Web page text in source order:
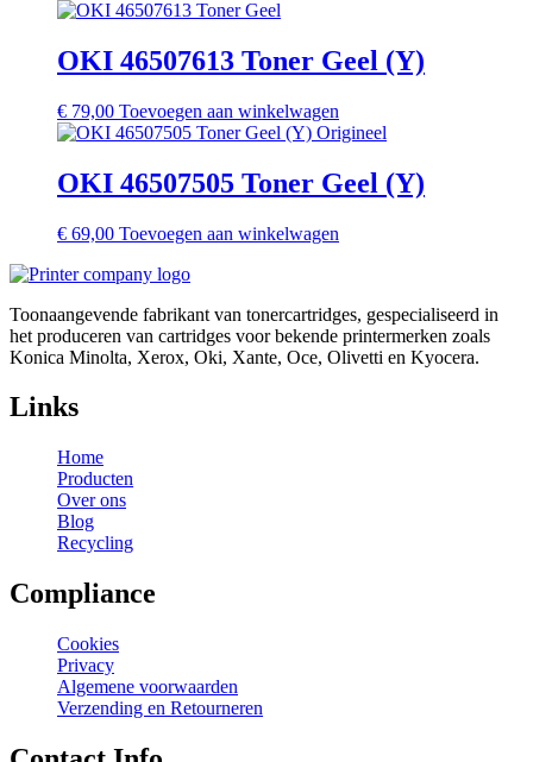
OKI 46507613 Toner Geel (Y)
€ 79,00 Toevoegen aan winkelwagen
OKI 46507505 Toner Geel (Y)
€ 69,00 Toevoegen aan winkelwagen
Toonaangevende fabrikant van tonercartridges, gespecialiseerd in
het produceren van cartridges voor bekende printermerken zoals
Konica Minolta, Xerox, Oki, Xante, Oce, Olivetti en Kyocera.
Links
Home
Producten
Over ons
Blog
Recycling
Compliance
Cookies
Privacy
Algemene voorwaarden
Verzending en Retourneren